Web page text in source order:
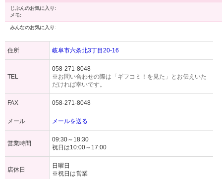
じぶんのお気に入り:
メモ:
みんなのお気に入り:
住所 岐阜市六条北3丁目20-16
TEL
058-271-8048
※お問い合わせの際は「ギフコミ！を見た」とお伝えいた
だければ幸いです。
FAX 058-271-8048
メール メールを送る
営業時間
09:30～18:30
祝日は10:00～17:00
店休日
日曜日
※祝日は営業